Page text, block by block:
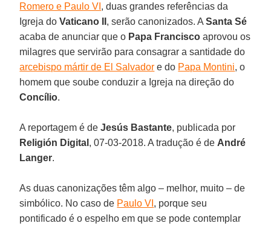
Romero e Paulo VI , duas grandes referências da
Igreja doVaticano II , serão canonizados. ASanta Sé
acaba de anunciar que o Papa Francisco aprovou os
milagres que servirão para consagrar a santidade do
arcebispo mártir de El Salvador e do Papa Montini, o
homem que soube conduzir a Igreja na direção do
Concílio.
A reportagem é deJesús Bastante, publicada por
Religión Digital , 07-03-2018. A tradução é de André
Langer.
As duas canonizações têm algo – melhor, muito – de
simbólico. No caso de Paulo VI , porque seu
pontificado é o espelho em que se pode contemplar